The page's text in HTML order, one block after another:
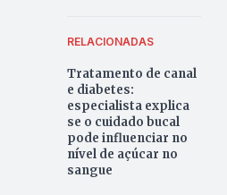
RELACIONADAS
Tratamento de canal
e diabetes:
especialista explica
se o cuidado bucal
pode influenciar no
nível de açúcar no
sangue